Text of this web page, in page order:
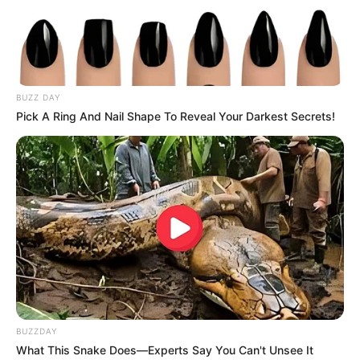
Weitere Informationen über Ansbach im Internet:
Hotels in Ansbach
www.ansbach.de
de.wikipedia.org/
Hotel Ansbachhierbuchen
Deutschlandweit Veranstaltung kostenlos
eintragen:
BUZZ DAY
Pick A Ring And Nail Shape To Reveal Your Darkest Secrets!
BUZZDAY
What This Snake Does—Experts Say You Can't Unsee It